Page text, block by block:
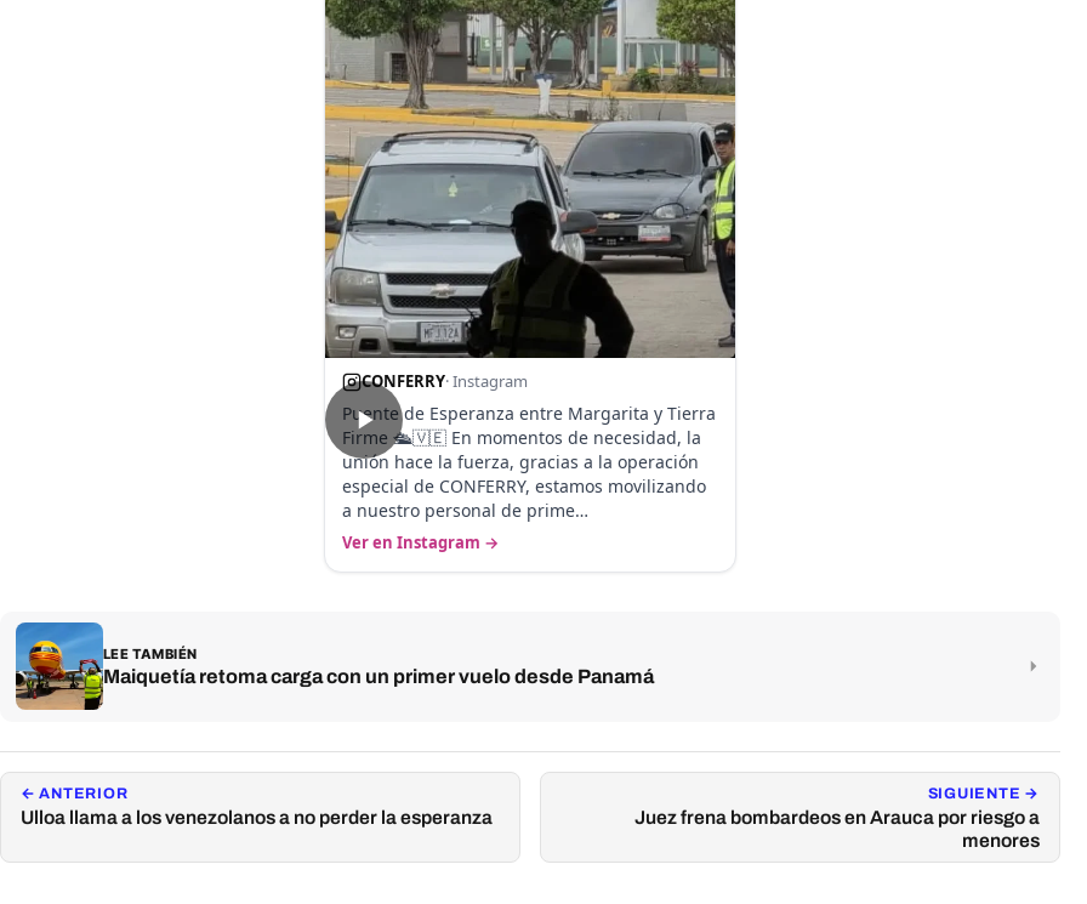
CONFERRY· Instagram
Puente de Esperanza entre Margarita y Tierra
Firme 🛳️🇻🇪 En momentos de necesidad, la
unión hace la fuerza, gracias a la operación
especial de CONFERRY, estamos movilizando
a nuestro personal de prime…
Ver en Instagram →
LEE TAMBIÉN
Maiquetía retoma carga con un primer vuelo desde Panamá
← ANTERIOR
Ulloa llama a los venezolanos a no perder la esperanza
SIGUIENTE →
Juez frena bombardeos en Arauca por riesgo a
menores